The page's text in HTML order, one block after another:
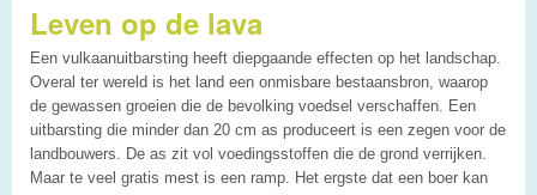
Leven op de lava
Een vulkaanuitbarsting heeft diepgaande effecten op het landschap.
Overal ter wereld is het land een onmisbare bestaansbron, waarop
de gewassen groeien die de bevolking voedsel verschaffen. Een
uitbarsting die minder dan 20 cm as produceert is een zegen voor de
landbouwers. De as zit vol voedingsstoffen die de grond verrijken.
Maar te veel gratis mest is een ramp. Het ergste dat een boer kan